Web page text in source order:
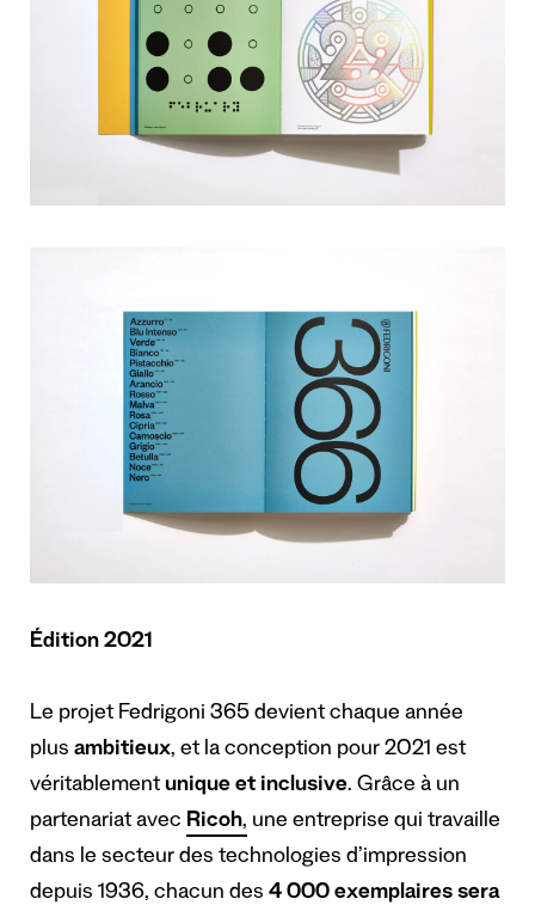
Édition 2021
Le projet Fedrigoni 365 devient chaque année
plus ambitieux, et la conception pour 2021 est
véritablementunique et inclusive. Grâce à un
partenariat avec Ricoh, une entreprise qui travaille
dans le secteur des technologies d’impression
depuis 1936, chacun des 4 000 exemplaires sera